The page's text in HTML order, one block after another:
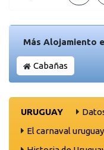
Más Alojamiento
Cabañas
URUGUAY
El carnaval